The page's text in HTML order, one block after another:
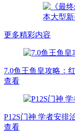
更多精彩内容
7.0鱼王鱼皇攻略：
查看
P12S门神 学者安排
查看